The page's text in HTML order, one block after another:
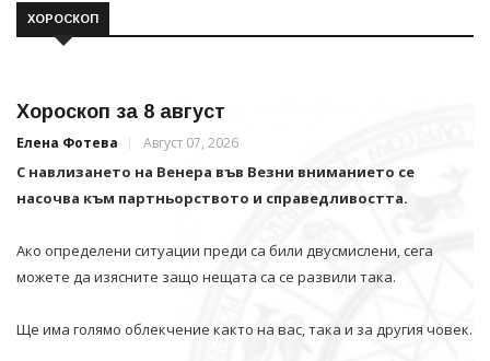
ХОРОСКОП
Хороскоп за 8 август
Елена Фотева Август 07, 2026
С навлизането на Венера във Везни вниманието се
насочва към партньорството и справедливостта.
Ако определени ситуации преди са били двусмислени, сега
можете да изясните защо нещата са се развили така.
Ще има голямо облекчение както на вас, така и за другия човек.